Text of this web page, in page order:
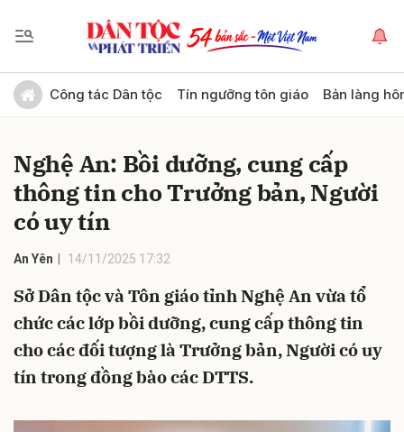
Công tác Dân tộc Tín ngưỡng tôn giáo Bản làng
Nghệ An: Bồi dưỡng, cung cấp
thông tin cho Trưởng bản, Người
có uy tín
An Yên 14/11/2025 17:32
Sở Dân tộc và Tôn giáo tỉnh Nghệ An vừa tổ
chức các lớp bồi dưỡng, cung cấp thông tin
cho các đối tượng là Trưởng bản, Người có uy
tín trong đồng bào các DTTS.
Gửi bình luận